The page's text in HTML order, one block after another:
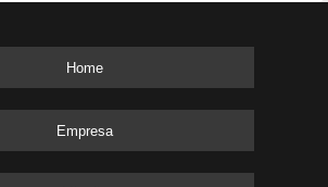
Home
Empresa